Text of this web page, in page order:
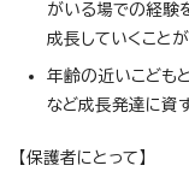
がいる場での経験
成長していくことが
年齢の近いこども
など成長発達に資
【保護者にとって】